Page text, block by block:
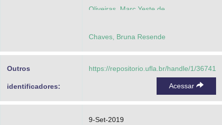
Oliveiras, Marc Yeste de
Chaves, Bruna Resende
Outros
identificadores:
https://repositorio.ufla.br/handle/1/36741
Acessar
9-Set-2019